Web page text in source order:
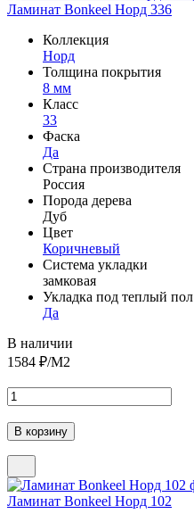
Ламинат Bonkeel Норд 336
Коллекция
Норд
Толщина покрытия
8 мм
Класс
33
Фаска
Да
Страна производителя
Россия
Порода дерева
Дуб
Цвет
Коричневый
Система укладки
замковая
Укладка под теплый пол
Да
В наличии
1584 ₽/М2
Ламинат Bonkeel Норд 102